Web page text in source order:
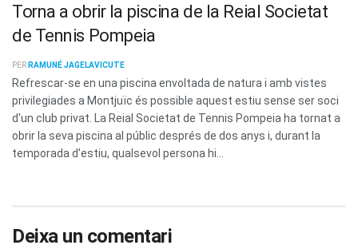
Torna a obrir la piscina de la Reial Societat
de Tennis Pompeia
PER RAMUNÉ JAGELAVICUTE
Refrescar-se en una piscina envoltada de natura i amb vistes
privilegiades a Montjuïc és possible aquest estiu sense ser soci
d'un club privat. La Reial Societat de Tennis Pompeia ha tornat a
obrir la seva piscina al públic després de dos anys i, durant la
temporada d'estiu, qualsevol persona hi...
Deixa un comentari